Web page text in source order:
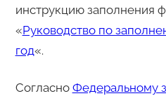
инструкцию заполнения
«Руководство по
год«.
Согласно Федеральному